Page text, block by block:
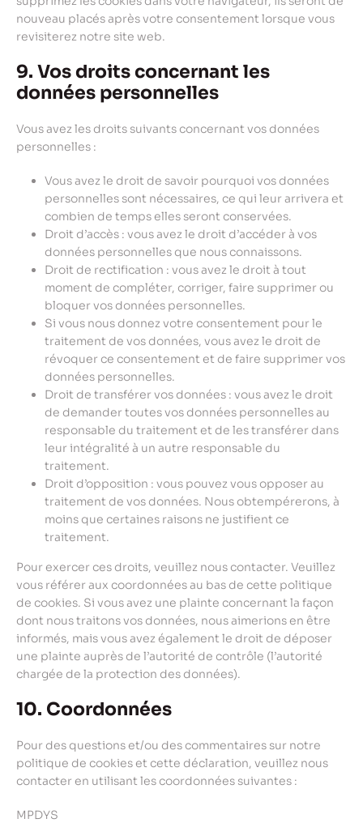
nouveau placés après votre consentement lorsque vous
revisiterez notre site web.
9. Vos droits concernant les
données personnelles
Vous avez les droits suivants concernant vos données
personnelles :
Vous avez le droit de savoir pourquoi vos données
personnelles sont nécessaires, ce qui leur arrivera et
combien de temps elles seront conservées.
Droit d’accès : vous avez le droit d’accéder à vos
données personnelles que nous connaissons.
Droit de rectification : vous avez le droit à tout
moment de compléter, corriger, faire supprimer ou
bloquer vos données personnelles.
Si vous nous donnez votre consentement pour le
traitement de vos données, vous avez le droit de
révoquer ce consentement et de faire supprimer vos
données personnelles.
Droit de transférer vos données : vous avez le droit
de demander toutes vos données personnelles au
responsable du traitement et de les transférer dans
leur intégralité à un autre responsable du
traitement.
Droit d’opposition : vous pouvez vous opposer au
traitement de vos données. Nous obtempérerons, à
moins que certaines raisons ne justifient ce
traitement.
Pour exercer ces droits, veuillez nous contacter. Veuillez
vous référer aux coordonnées au bas de cette politique
de cookies. Si vous avez une plainte concernant la façon
dont nous traitons vos données, nous aimerions en être
informés, mais vous avez également le droit de déposer
une plainte auprès de l’autorité de contrôle (l’autorité
chargée de la protection des données).
10. Coordonnées
Pour des questions et/ou des commentaires sur notre
politique de cookies et cette déclaration, veuillez nous
contacter en utilisant les coordonnées suivantes :
MPDYS